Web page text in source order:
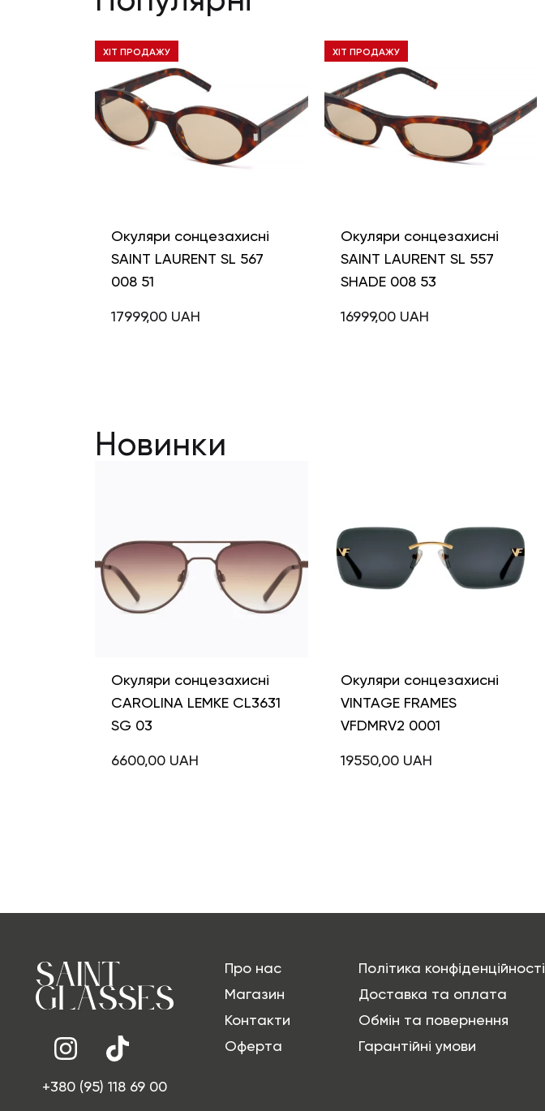
ХІТ ПРОДАЖУ
Окуляри сонцезахисні
SAINT LAURENT SL 567
008 51
17999,00 UAH
ХІТ ПРОДАЖУ
Окуляри сонцезахисні
SAINT LAURENT SL 557
SHADE 008 53
16999,00 UAH
Новинки
Окуляри сонцезахисні
CAROLINA LEMKE CL3631
SG 03
6600,00 UAH
Окуляри сонцезахисні
VINTAGE FRAMES
VFDMRV2 0001
19550,00 UAH
+380 (95) 118 69 00
Про нас
Магазин
Контакти
Оферта
Політика конфіденційності
Доставка та оплата
Обмін та повернення
Гарантійні умови